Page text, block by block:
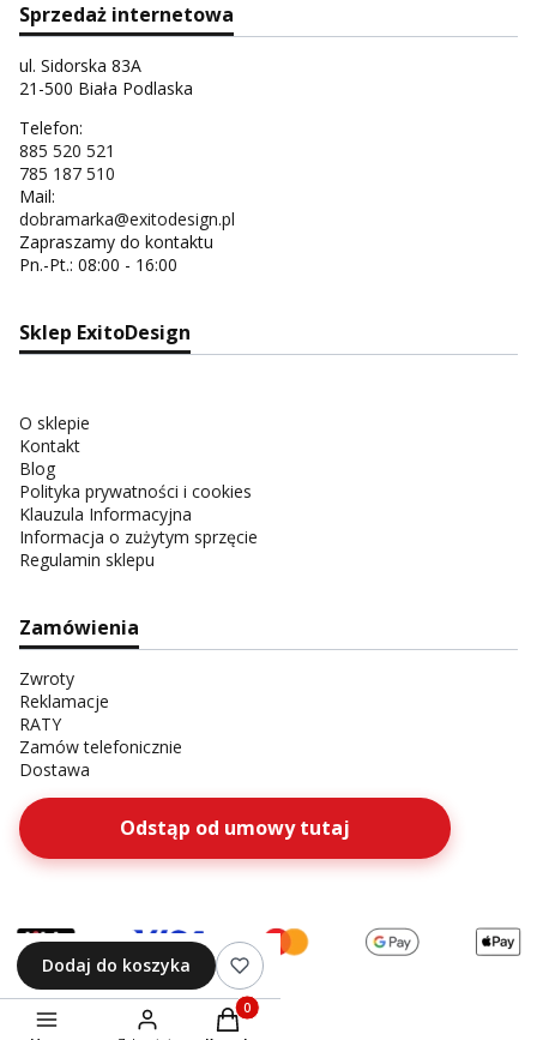
Sprzedaż internetowa
ul. Sidorska 83A
21-500 Biała Podlaska
Telefon:
885 520 521
785 187 510
Mail:
dobramarka@exitodesign.pl
Zapraszamy do kontaktu
Pn.-Pt.: 08:00 - 16:00
Sklep ExitoDesign
O sklepie
Kontakt
Blog
Polityka prywatności i cookies
Klauzula Informacyjna
Informacja o zużytym sprzęcie
Regulamin sklepu
Zamówienia
Zwroty
Reklamacje
RATY
Zamów telefonicznie
Dostawa
Odstąp od umowy tutaj
Dodaj do koszyka
Produkty w koszyku: 0. Zobacz szczegóły